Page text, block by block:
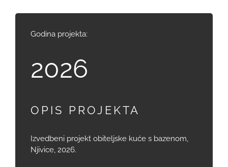
Godina projekta:
2026
OPIS PROJEKTA
Izvedbeni projekt obiteljske kuće s bazenom,
Njivice, 2026.